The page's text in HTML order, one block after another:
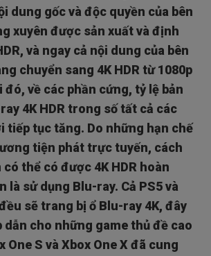
dung gốc và độc quyền của bên
xuyên được sản xuất và định
và ngay cả nội dung của bên
chuyển sang 4K HDR từ 1080p
đó, về các phần cứng, tỷ lệ bản
4K HDR trong số tất cả các
tiếp tục tăng. Do những hạn chế
tiện phát trực tuyến, cách
thể có được 4K HDR hoàn
là sử dụng Blu-ray. Cả PS5 và
sẽ trang bị ổ Blu-ray 4K, đây
dẫn cho những game thủ đề cao
One S và Xbox One X đã cung